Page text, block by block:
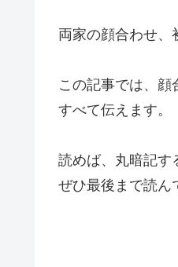
両家の顔合わせ、
この記事では、
すべて伝えます。
読めば、丸暗記す
ぜひ最後まで読ん